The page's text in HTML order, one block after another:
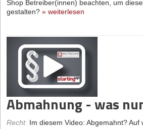
Shop Betreiber(innen) beachten, um
gestalten? » weiterlesen
Abmahnung - was
Recht: Im diesem Video: Abgemahnt?